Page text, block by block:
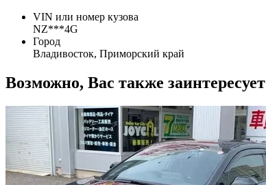
VIN или номер кузова
NZ***4G
Город
Владивосток, Приморский край
Возможно, Вас также заинтересует